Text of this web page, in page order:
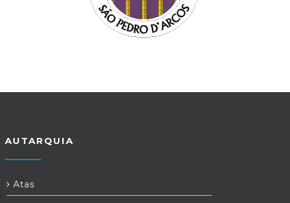
AUTARQUIA
Atas